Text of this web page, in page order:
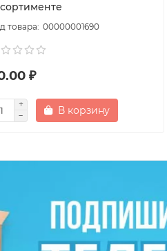
00000001690
₽
В корзину